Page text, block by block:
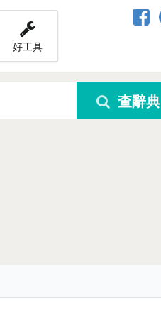
好工具
查辭典